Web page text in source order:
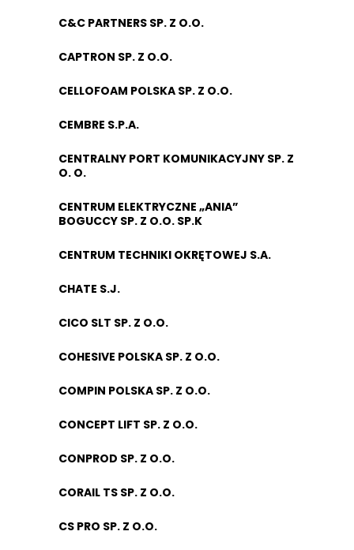
C&C PARTNERS SP. Z O.O.
CAPTRON SP. Z O.O.
CELLOFOAM POLSKA SP. Z O.O.
CEMBRE S.P.A.
CENTRALNY PORT KOMUNIKACYJNY SP. Z
O. O.
CENTRUM ELEKTRYCZNE „ANIA”
BOGUCCY SP. Z O.O. SP.K
CENTRUM TECHNIKI OKRĘTOWEJ S.A.
CHATE S.J.
CICO SLT SP. Z O.O.
COHESIVE POLSKA SP. Z O.O.
COMPIN POLSKA SP. Z O.O.
CONCEPT LIFT SP. Z O.O.
CONPROD SP. Z O.O.
CORAIL TS SP. Z O.O.
CS PRO SP. Z O.O.